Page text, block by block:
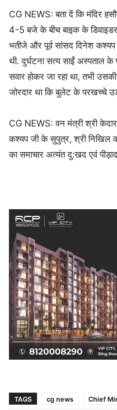
CG NEWS: बता दें कि मंदिर
4-5 बजे के बीच बाइक के
भतीजे और पूर्व सांसद दिनेश
थी. दुर्घटना सत्य साईं अस्पताल
सवार होकर जा रहा था, तभी
जोरदार था कि बुलेट के परखच्चे
CG NEWS: वन मंत्री श्री
कश्यप जी के सुपुत्र, श्री निखिल
का समाचार अत्यंत दु:खद एवं
TAGS cg news Chief